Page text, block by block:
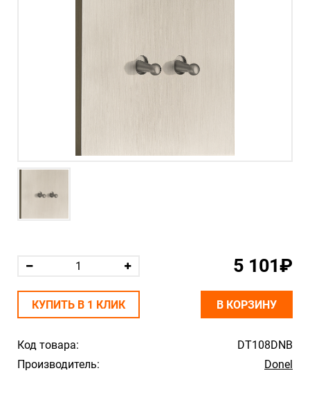
Код товара:
DT108DNB
Производитель:
Donel
5 101₽
КУПИТЬ В 1 КЛИК В КОРЗИНУ